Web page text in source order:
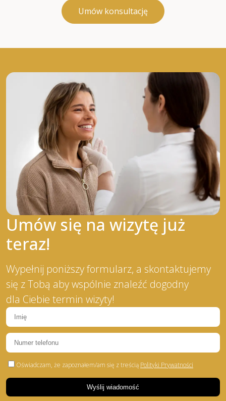
Umów konsultację
Umów się na wizytę już
teraz!
Wypełnij poniższy formularz, a skontaktujemy
się z Tobą aby wspólnie znaleźć dogodny
dla Ciebie termin wizyty!
Oświadczam, że zapoznałem/am się z treścią Polityki Prywatności